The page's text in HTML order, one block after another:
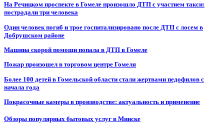
На Речицком проспекте в Гомеле произошло ДТП с участием такси:
пострадали три человека
Один человек погиб и трое госпитализировано после ДТП с лосем в
Добрушском районе
Машина скорой помощи попала в ДТП в Гомеле
Пожар произошел в торговом центре Гомеля
Более 100 детей в Гомельской области стали жертвами педофилов с
начала года
Покрасочные камеры в производстве: актуальность и применение
Обзоры популярных бытовых услуг в Минске